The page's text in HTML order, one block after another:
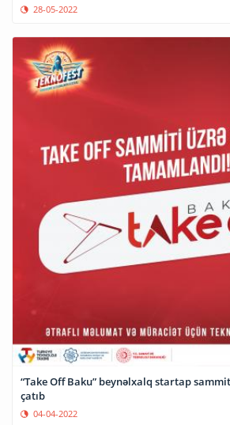
28-05-2022
“Take Off Baku” beynəlxalq startap
çatıb
04-04-2022